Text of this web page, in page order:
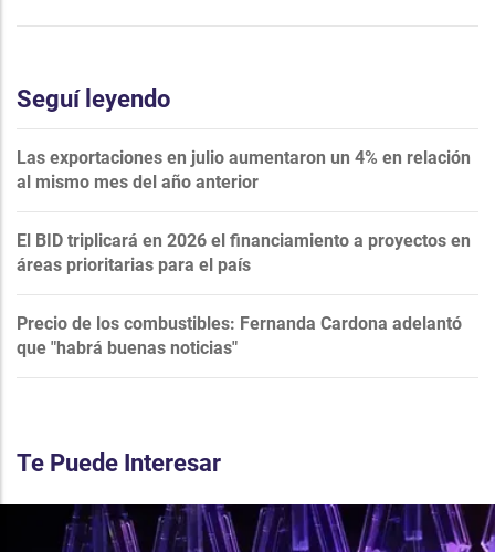
Seguí leyendo
Las exportaciones en julio aumentaron un 4% en relación
al mismo mes del año anterior
El BID triplicará en 2026 el financiamiento a proyectos en
áreas prioritarias para el país
Precio de los combustibles: Fernanda Cardona adelantó
que "habrá buenas noticias"
Te Puede Interesar